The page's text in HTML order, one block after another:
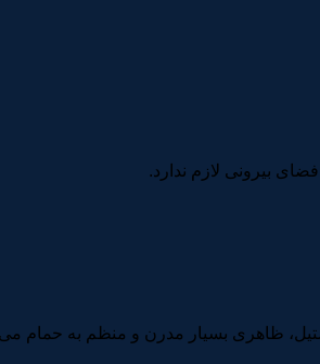
بیرونی لازم ندارد.
ظاهری بسیار مدرن و منظم به حمام